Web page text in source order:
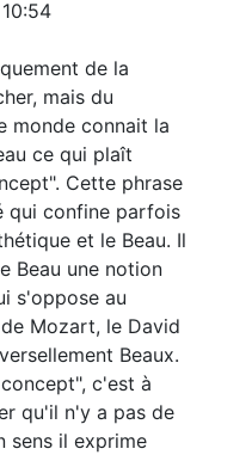
10:54
de la
mais du
monde connait la
ce qui plaît
Cette phrase
qui confine parfois
et le Beau. Il
Beau une notion
s'oppose au
Mozart, le David
Beaux.
c'est à
qu'il n'y a pas de
sens il exprime